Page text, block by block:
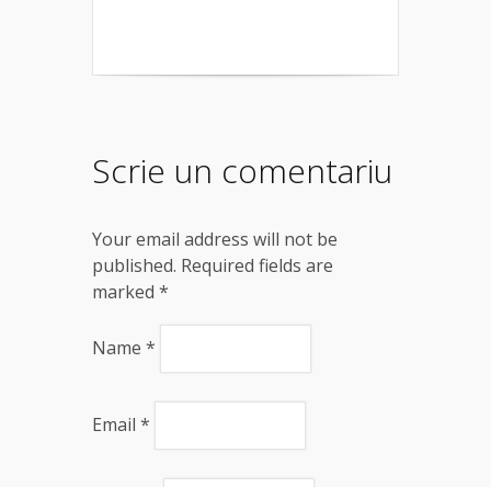
Scrie un comentariu
Your email address will not be
published. Required fields are
marked *
Name *
Email *